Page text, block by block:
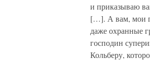
и приказываю
[…]. А вам, мои
даже охранные
господин
Кольберу,